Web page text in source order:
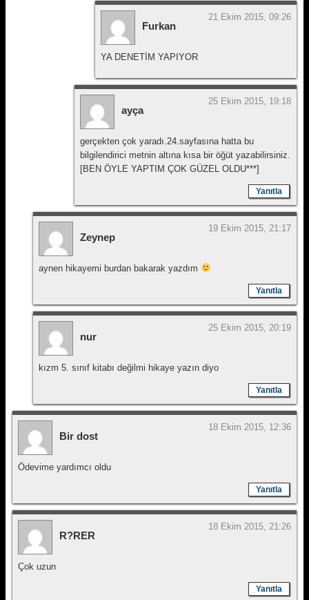
Furkan
21 Ekim 2015, 09:26
YA DENETİM YAPIYOR
ayça
25 Ekim 2015, 19:18
gerçekten çok yaradı.24.sayfasına hatta bu
bilgilendirici metnin altına kısa bir öğüt yazabilirsiniz.
[BEN ÖYLE YAPTIM ÇOK GÜZEL OLDU***]
Yanıtla
Zeynep
19 Ekim 2015, 21:17
aynen hikayemi burdan bakarak yazdım
Yanıtla
nur
25 Ekim 2015, 20:19
kızm 5. sınıf kitabı değilmi hikaye yazın diyo
Yanıtla
Bir dost
18 Ekim 2015, 12:36
Ödevime yardımcı oldu
Yanıtla
R?RER
18 Ekim 2015, 21:26
Çok uzun
Yanıtla